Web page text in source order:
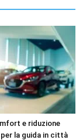
e riduzione
la guida in città